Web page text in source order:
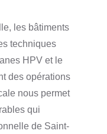
les bâtiments
techniques
HPV et le
des opérations
nous permet
qui
de Saint-